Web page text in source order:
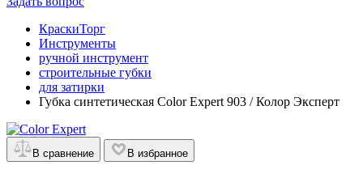
КраскиТорг
Инструменты
ручной инструмент
строительные губки
для затирки
Губка синтетическая Color Expert 903 / Колор Эксперт
В сравнение В избранное